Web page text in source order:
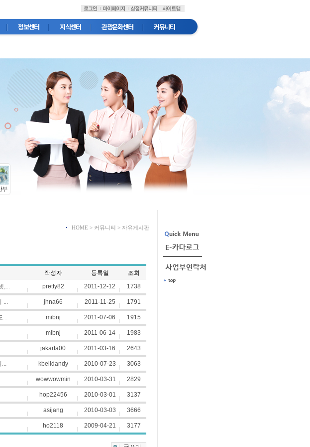
정보센터 지식센터 관광문화센터 커뮤니티
부
HOME > 커뮤니티 > 자유게시판
작성자 등록일
조회
,... pretty82 2011-12-12 1738
... jhna66 2011-11-25 1791
... mibnj 2011-07-06 1915
mibnj 2011-06-14 1983
jakarta00 2011-03-16 2643
... kbelldandy 2010-07-23 3063
wowwowmin 2010-03-31 2829
hop22456 2010-03-01 3137
asijang 2010-03-03 3666
ho2118 2009-04-21 3177